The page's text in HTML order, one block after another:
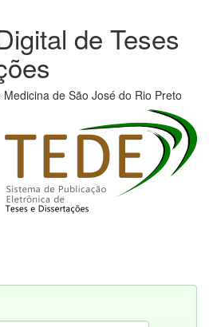
de Teses
de São José do Rio Preto